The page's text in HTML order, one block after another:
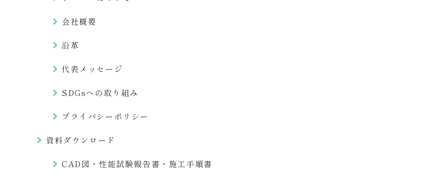
会社概要
沿革
代表メッセージ
SDGsへの取り組み
プライバシーポリシー
資料ダウンロード
CAD図・性能試験報告書・施工手順書